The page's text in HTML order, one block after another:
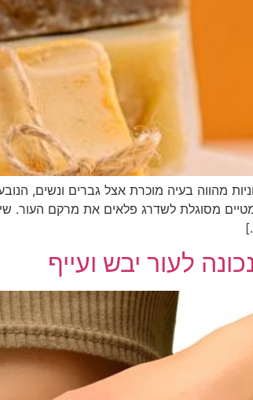
מהווה בעיה מוכרת אצל גברים ונשים,
מסוגלת לשדרג פלאים את מרקם העור.
לעור יבש ועייף